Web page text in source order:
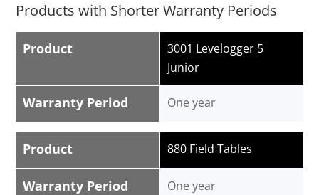
Products with Shorter Warranty Periods
Product
Warranty Period
3001 Levelogger 5
Junior
One year
Product
Warranty Period
880 Field Tables
One year